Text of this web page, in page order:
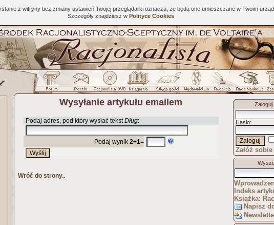
z witryny bez zmiany ustawień Twojej przeglądarki oznacza, że będą one umieszczane w Twoim
Szczegóły znajdziesz w Polityce Cookies
Wysyłanie artykułu emailem
Podaj adres, pod który wysłać tekstDług:
Podaj wynik 2+1=
Wróć do strony..
Zaloguj
Hasło:
Załóż
Indeks
Książka:
Napisz